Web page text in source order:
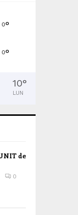
0°
0°
10°
LUN
de
0